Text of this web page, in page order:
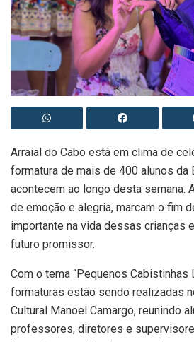
Arraial do Cabo está em clima de
formatura de mais de 400 alunos da
acontecem ao longo desta semana.
de emoção e alegria, marcam o fim
importante na vida dessas crianças
futuro promissor.
Com o tema “Pequenos Cabistinhas
formaturas estão sendo realizadas
Cultural Manoel Camargo, reunindo
professores, diretores e